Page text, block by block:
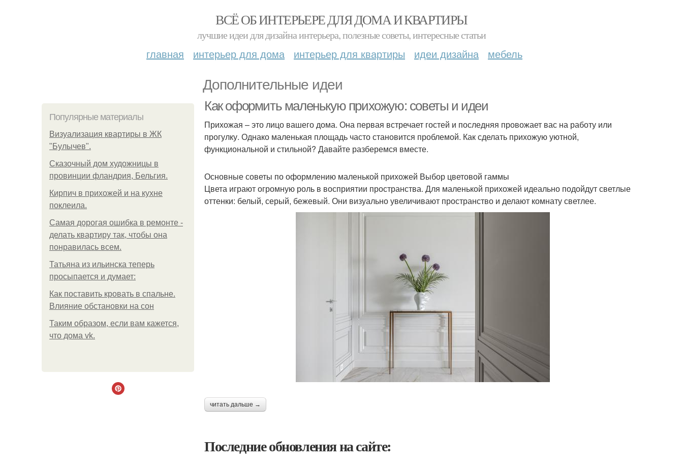
ВСЁ ОБ ИНТЕРЬЕРЕ ДЛЯ ДОМА И КВАРТИРЫ
лучшие идеи для дизайна интерьера, полезные советы, интересные статьи
главная интерьер для дома интерьер для квартиры идеи дизайна мебель
Дополнительные идеи
Популярные материалы
Визуализация квартиры в ЖК
"Булычев".
Сказочный дом художницы в
провинции фландрия, Бельгия.
Кирпич в прихожей и на кухне
поклеила.
Самая дорогая ошибка в ремонте -
делать квартиру так, чтобы она
понравилась всем.
Татьяна из ильинска теперь
просыпается и думает:
Как поставить кровать в спальне.
Влияние обстановки на сон
Таким образом, если вам кажется,
что дома vk.
Как оформить маленькую прихожую: советы и идеи
Прихожая – это лицо вашего дома. Она первая встречает гостей и последняя провожает вас на работу или
прогулку. Однако маленькая площадь часто становится проблемой. Как сделать прихожую уютной,
функциональной и стильной? Давайте разберемся вместе.
Основные советы по оформлению маленькой прихожей Выбор цветовой гаммы
Цвета играют огромную роль в восприятии пространства. Для маленькой прихожей идеально подойдут светлые
оттенки: белый, серый, бежевый. Они визуально увеличивают пространство и делают комнату светлее.
читать дальше →
Последние обновления на сайте: